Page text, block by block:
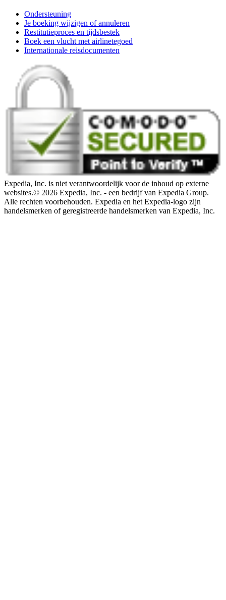
Ondersteuning
Je boeking wijzigen of annuleren
Restitutieproces en tijdsbestek
Boek een vlucht met airlinetegoed
Internationale reisdocumenten
Expedia, Inc. is niet verantwoordelijk voor de inhoud op externe
websites.© 2026 Expedia, Inc. - een bedrijf van Expedia Group.
Alle rechten voorbehouden. Expedia en het Expedia-logo zijn
handelsmerken of geregistreerde handelsmerken van Expedia, Inc.